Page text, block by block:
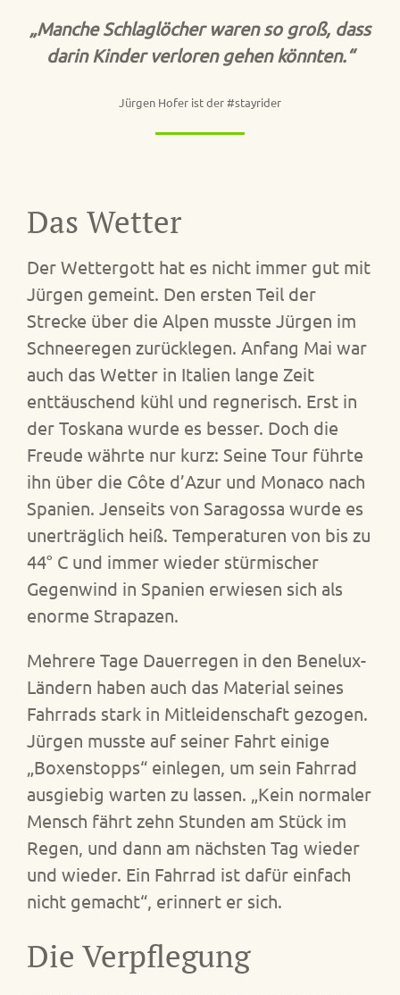
„Manche Schlaglöcher waren so groß, dass
darin Kinder verloren gehen könnten.“
Jürgen Hofer ist der #stayrider
Das Wetter
Der Wettergott hat es nicht immer gut mit
Jürgen gemeint. Den ersten Teil der
Strecke über die Alpen musste Jürgen im
Schneeregen zurücklegen. Anfang Mai war
auch das Wetter in Italien lange Zeit
enttäuschend kühl und regnerisch. Erst in
der Toskana wurde es besser. Doch die
Freude währte nur kurz: Seine Tour führte
ihn über die Côte d’Azur und Monaco nach
Spanien. Jenseits von Saragossa wurde es
unerträglich heiß. Temperaturen von bis zu
44° C und immer wieder stürmischer
Gegenwind in Spanien erwiesen sich als
enorme Strapazen.
Mehrere Tage Dauerregen in den Benelux-
Ländern haben auch das Material seines
Fahrrads stark in Mitleidenschaft gezogen.
Jürgen musste auf seiner Fahrt einige
„Boxenstopps“ einlegen, um sein Fahrrad
ausgiebig warten zu lassen. „Kein normaler
Mensch fährt zehn Stunden am Stück im
Regen, und dann am nächsten Tag wieder
und wieder. Ein Fahrrad ist dafür einfach
nicht gemacht“, erinnert er sich.
Die Verpflegung